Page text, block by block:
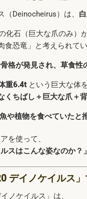
（Deinocheirus）は、
化石（巨大な爪のみ）
食恐竜」と考えられてい
格が発見され、草食性
重6.4tという巨大な体を
くちばし＋巨大な爪＋
や植物を食べていたと
を使って、
スはこんな姿なのか？」
デイノケイルス
ノケイルス」は、